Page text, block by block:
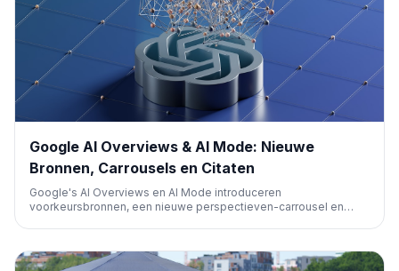
Google AI Overviews & AI Mode: Nieuwe
Bronnen, Carrousels en Citaten
Google's AI Overviews en AI Mode introduceren
voorkeursbronnen, een nieuwe perspectieven-carrousel en
aanpassing van SEO-strategieën.